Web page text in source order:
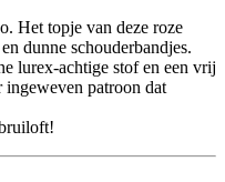
Het topje van deze roze
dunne schouderbandjes.
lurex-achtige stof en een vrij
patroon dat